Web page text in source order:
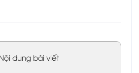
dung bài viết